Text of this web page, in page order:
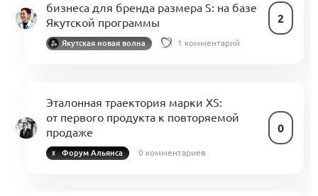
бизнеса для бренда размера S: на базе
Якутской программы
2
Якутская новая волна 1 комментарий
Эталонная траектория марки XS:
от первого продукта к повторяемой
продаже
0
Форум Альянса 0 комментариев